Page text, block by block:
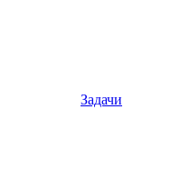
Задачи